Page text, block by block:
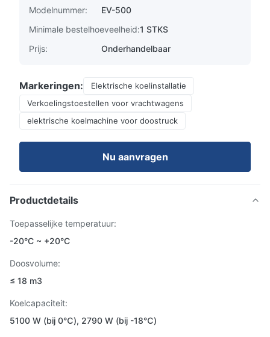
Modelnummer:
EV-500
Minimale bestelhoeveelheid:1 STKS
Prijs:
Onderhandelbaar
Markeringen:
Elektrische koelinstallatie
Verkoelingstoestellen voor vrachtwagens
elektrische koelmachine voor doostruck
Nu aanvragen
Productdetails
Toepasselijke temperatuur:
-20°C ~ +20°C
Doosvolume:
≤ 18 m3
Koelcapaciteit:
5100 W (bij 0℃), 2790 W (bij -18℃)